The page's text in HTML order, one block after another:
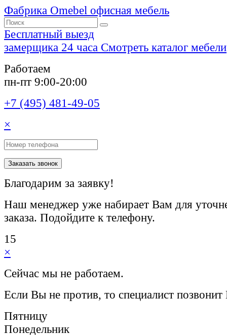
Фабрика Omebel офисная мебель
Бесплатный выезд
замерщика 24 часа Смотреть каталог мебели
Работаем
пн-пт 9:00-20:00
+7 (495) 481-49-05
×
Заказать звонок
Благодарим за заявку!
Наш менеджер уже набирает Вам для
заказа. Подойдите к телефону.
15
×
Сейчас мы не работаем.
Если Вы не против, то специалист
Пятницу
Понедельник